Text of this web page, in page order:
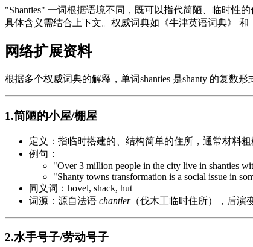
"Shanties" 一词根据语境不同，既可以指代简陋、临时性
具体含义需结合上下文。权威词典如《牛津英语词典》 和
网络扩展资料
根据多个权威词典的解释，单词shanties 是shanty 的复数形
1.简陋的小屋/棚屋
定义：指临时搭建的、结构简单的住所，通常材料
例句：
"Over 3 million people in the city live in shanties
"Shanty towns transformation is a social issue in
同义词：hovel, shack, hut
词源：源自法语 chantier（伐木工临时住所），后演
2.水手号子/劳动号子